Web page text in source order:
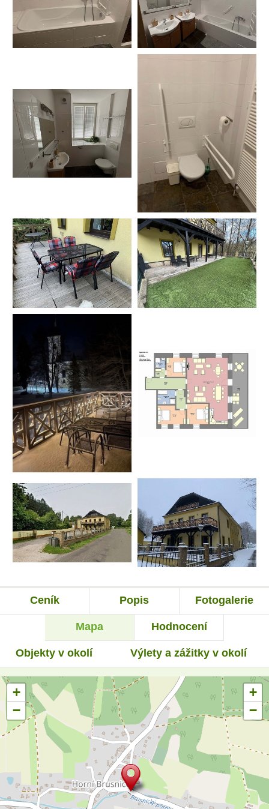
Ceník Popis Fotogalerie
Mapa Hodnocení
Objekty v okolí Výlety a zážitky v okolí
+
−
+
−